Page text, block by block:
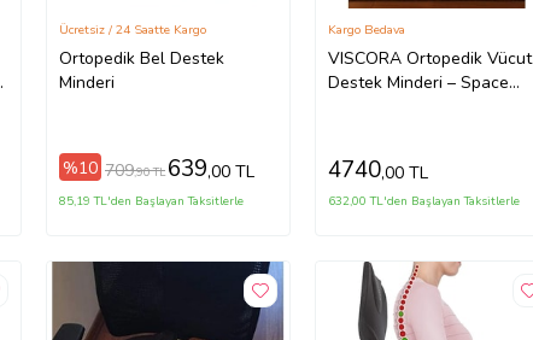
Ortopedik Bel Destek
Minderi
Ücretsiz / 24 Saatte Kargo
%10 709,90 TL 639,00 TL
85,19 TL'den Başlayan Taksitlerle
VISCORA Ortopedik Vücut
Destek Minderi – Space
Kargo Bedava
4740,00 TL
632,00 TL'den Başlayan Taksitlerle